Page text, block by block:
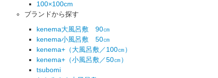
100×100cm
ブランドから探す
kenema大風呂敷 90㎝
kenema小風呂敷 50㎝
kenema+（大風呂敷／100㎝）
kenema+（小風呂敷／50㎝）
tsubomi